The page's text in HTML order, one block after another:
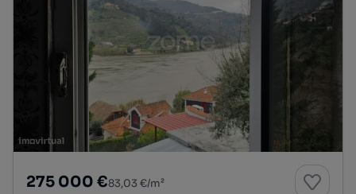
275 000 €83,03 €/m²